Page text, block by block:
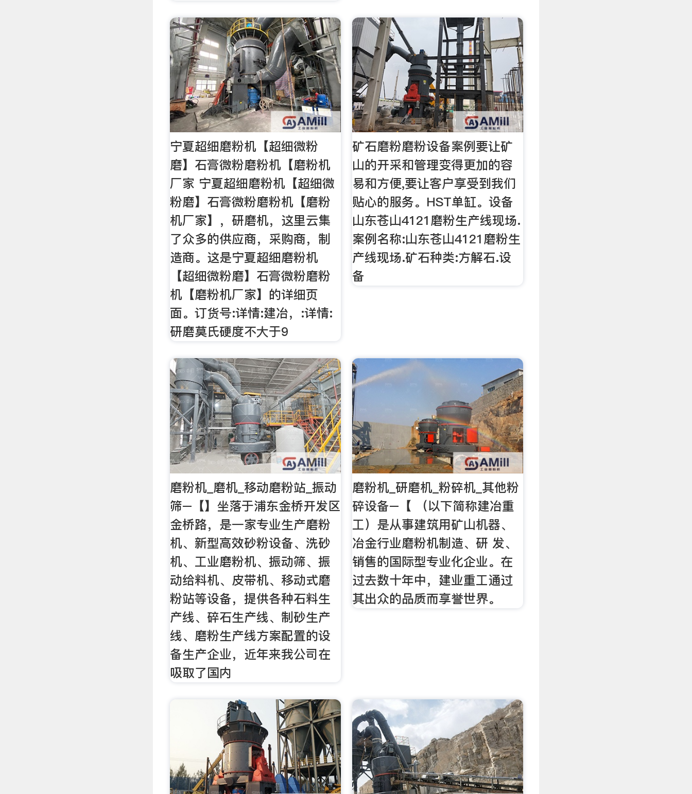
宁夏超细磨粉机【超细微粉
磨】石膏微粉磨粉机【磨粉机
厂家 宁夏超细磨粉机【超细微
粉磨】石膏微粉磨粉机【磨粉
机厂家】，研磨机，这里云集
了众多的供应商，采购商，制
造商。这是宁夏超细磨粉机
【超细微粉磨】石膏微粉磨粉
机【磨粉机厂家】的详细页
面。订货号:详情:建冶，:详情:
研磨莫氏硬度不大于9
矿石磨粉磨粉设备案例要让矿
山的开采和管理变得更加的容
易和方便,要让客户享受到我们
贴心的服务。HST单缸。设备
山东苍山4121磨粉生产线现场.
案例名称:山东苍山4121磨粉生
产线现场.矿石种类:方解石.设
备
磨粉机_磨机_移动磨粉站_振动
筛–【】坐落于浦东金桥开发区
金桥路，是一家专业生产磨粉
机、新型高效砂粉设备、洗砂
机、工业磨粉机、振动筛、振
动给料机、皮带机、移动式磨
粉站等设备，提供各种石料生
产线、碎石生产线、制砂生产
线、磨粉生产线方案配置的设
备生产企业，近年来我公司在
吸取了国内
磨粉机_研磨机_粉碎机_其他粉
碎设备–【 （以下简称建冶重
工）是从事建筑用矿山机器、
冶金行业磨粉机制造、研 发、
销售的国际型专业化企业。在
过去数十年中，建业重工通过
其出众的品质而享誉世界。